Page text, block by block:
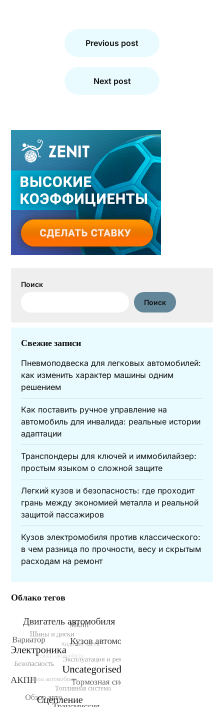
Previous post
Next post
Поиск
Поиск
Свежие записи
Пневмоподвеска для легковых автомобилей:
как изменить характер машины одним
решением
Как поставить ручное управление на
автомобиль для инвалида: реальные истории
адаптации
Транспондеры для ключей и иммобилайзер:
простым языком о сложной защите
Легкий кузов и безопасность: где проходит
грань между экономией металла и реальной
защитой пассажиров
Кузов электромобиля против классического:
в чем разница по прочности, весу и скрытым
расходам на ремонт
Облако тегов